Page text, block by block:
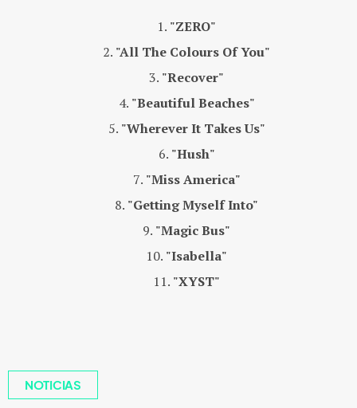
"ZERO"
"All The Colours Of You"
"Recover"
"Beautiful Beaches"
"Wherever It Takes Us"
"Hush"
"Miss America"
"Getting Myself Into"
"Magic Bus"
"Isabella"
"XYST"
NOTICIAS